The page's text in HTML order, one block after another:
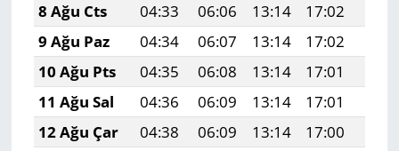
8 Ağu Cts
04:33 06:06 13:14 17:02
9 Ağu Paz
04:34 06:07 13:14 17:02
10 Ağu Pts
04:35 06:08 13:14 17:01
11 Ağu Sal
04:36 06:09 13:14 17:01
12 Ağu Çar
04:38 06:09 13:14 17:00